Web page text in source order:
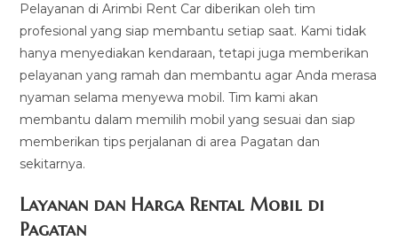
Pelayanan di Arimbi Rent Car diberikan oleh tim
profesional yang siap membantu setiap saat. Kami tidak
hanya menyediakan kendaraan, tetapi juga memberikan
pelayanan yang ramah dan membantu agar Anda merasa
nyaman selama menyewa mobil. Tim kami akan
membantu dalam memilih mobil yang sesuai dan siap
memberikan tips perjalanan di area Pagatan dan
sekitarnya.
Layanan dan Harga Rental Mobil di
Pagatan